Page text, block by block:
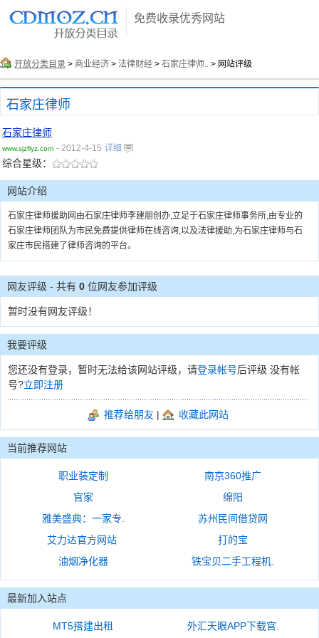
免费收录优秀网站
开放分类目录 > 商业经济 > 法律财经 > 石家庄律师.. > 网站评级
石家庄律师
石家庄律师
www.sjzflyz.com - 2012-4-15 详细
综合星级：
网站介绍
石家庄律师援助网由石家庄律师李建朋创办,立足于石家庄律师事务所,由专业的
石家庄律师团队为市民免费提供律师在线咨询,以及法律援助,为石家庄律师与石
家庄市民搭建了律师咨询的平台。
网友评级 - 共有 0 位网友参加评级
暂时没有网友评级！
我要评级
您还没有登录，暂时无法给该网站评级，请登录帐号后评级 没有帐
号?立即注册
推荐给朋友 | 收藏此网站
当前推荐网站
职业装定制
南京360推广
官家
绵阳
雅美盛典：一家专.
苏州民间借贷网
艾力达官方网站
打的宝
油烟净化器
铁宝贝二手工程机.
最新加入站点
MT5搭建出租 外汇天眼APP下载官.